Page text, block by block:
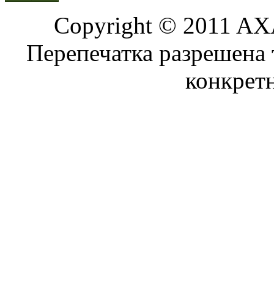
Copyright © 2011
Перепечатка